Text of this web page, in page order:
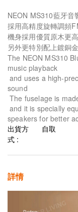
NEON MS310藍牙音
採用高精度旋轉調頻
機身採用優質原木更
另外更特別配上鍍銅
The NEON MS310
music playback
and uses a high-
sound
The fuselage is
and it is specially
speakers for better
出貨方
式 :
自取
詳情